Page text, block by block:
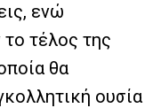
ενώ
τέλος της
θα
ουσία